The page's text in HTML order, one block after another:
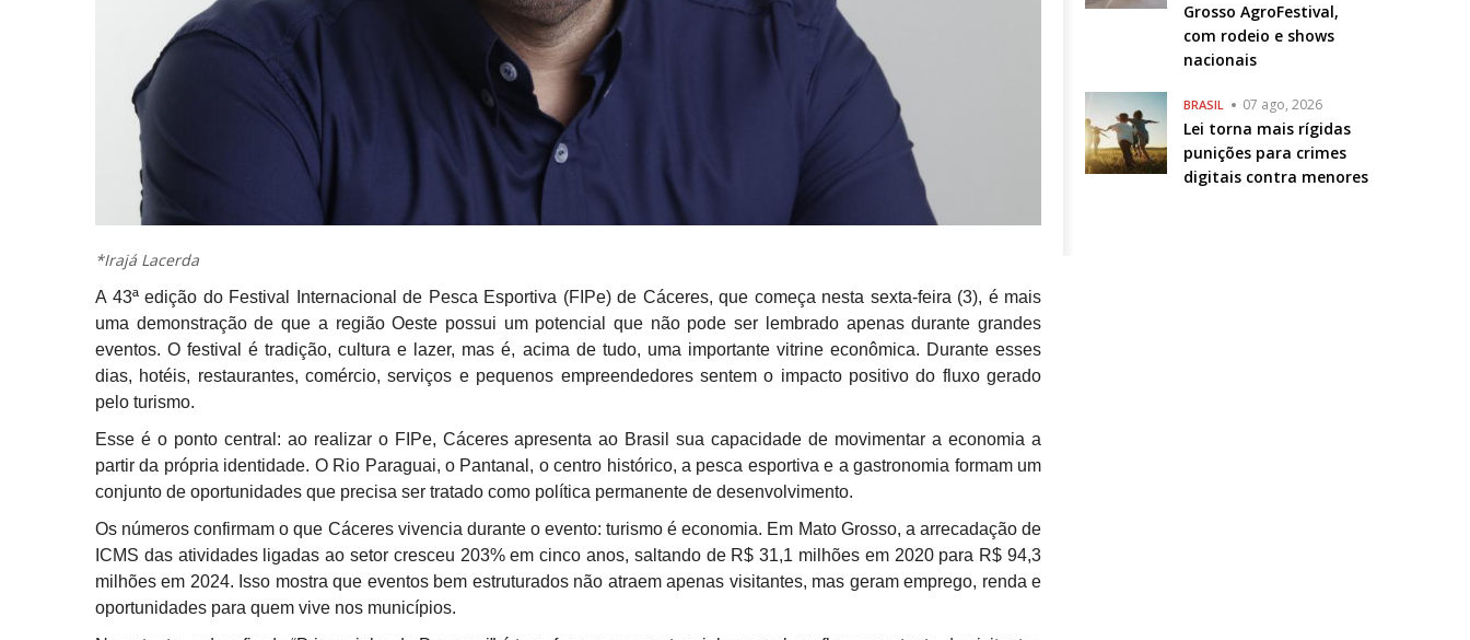
*Irajá Lacerda
A 43ª edição do Festival Internacional de Pesca Esportiva (FIPe) de Cáceres, que começa nesta sexta-feira (3), é mais
uma demonstração de que a região Oeste possui um potencial que não pode ser lembrado apenas durante grandes
eventos. O festival é tradição, cultura e lazer, mas é, acima de tudo, uma importante vitrine econômica. Durante esses
dias, hotéis, restaurantes, comércio, serviços e pequenos empreendedores sentem o impacto positivo do fluxo gerado
pelo turismo.
Esse é o ponto central: ao realizar o FIPe, Cáceres apresenta ao Brasil sua capacidade de movimentar a economia a
partir da própria identidade. O Rio Paraguai, o Pantanal, o centro histórico, a pesca esportiva e a gastronomia formam um
conjunto de oportunidades que precisa ser tratado como política permanente de desenvolvimento.
Os números confirmam o que Cáceres vivencia durante o evento: turismo é economia. Em Mato Grosso, a arrecadação de
ICMS das atividades ligadas ao setor cresceu 203% em cinco anos, saltando de R$ 31,1 milhões em 2020 para R$ 94,3
milhões em 2024. Isso mostra que eventos bem estruturados não atraem apenas visitantes, mas geram emprego, renda e
oportunidades para quem vive nos municípios.
Grosso AgroFestival,
com rodeio e shows
nacionais
BRASIL 07 ago, 2026
Lei torna mais rígidas
punições para crimes
digitais contra menores